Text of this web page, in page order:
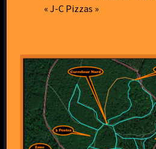
« J-C Pizzas »